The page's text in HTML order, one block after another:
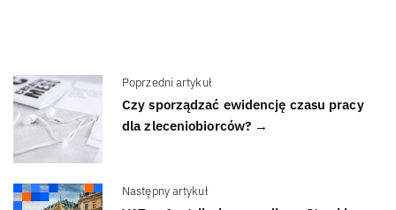
Poprzedni artykuł
Czy sporządzać ewidencję czasu pracy
dla zleceniobiorców? →
Następny artykuł